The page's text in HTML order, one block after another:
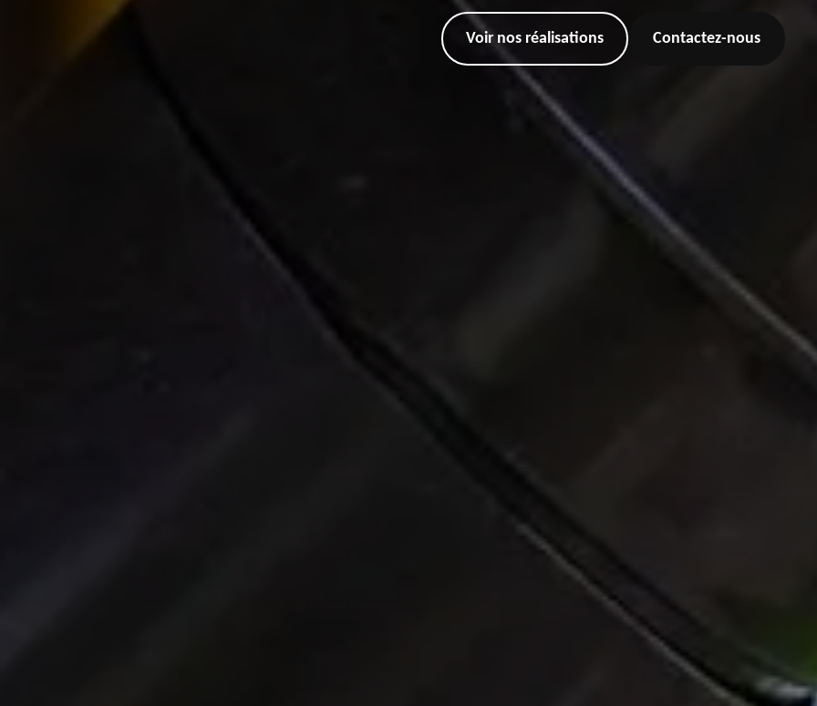
Voir nos réalisations Contactez-nous